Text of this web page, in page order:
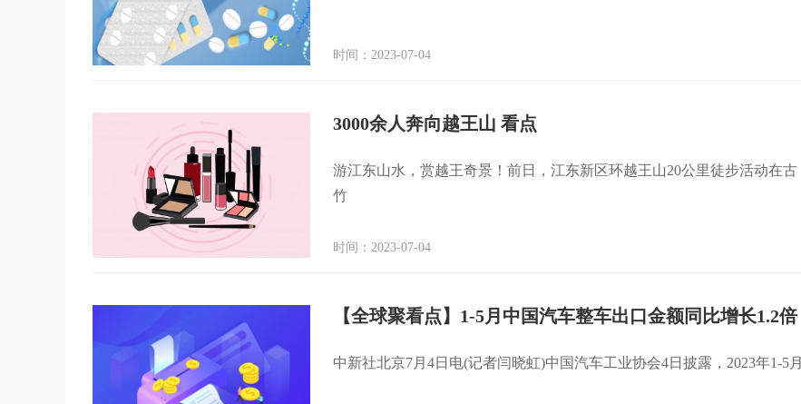
时间：2023-07-04
3000余人奔向越王山 看点
游江东山水，赏越王奇景！前日，江东新区环越王山20公里徒步活动在古
竹
时间：2023-07-04
【全球聚看点】1-5月中国汽车整车出口金额同比增长1.2倍
中新社北京7月4日电(记者闫晓虹)中国汽车工业协会4日披露，2023年1-5月